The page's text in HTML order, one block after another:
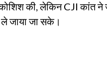
की, लेकिन CJI कांत ने
ले जाया जा सके।